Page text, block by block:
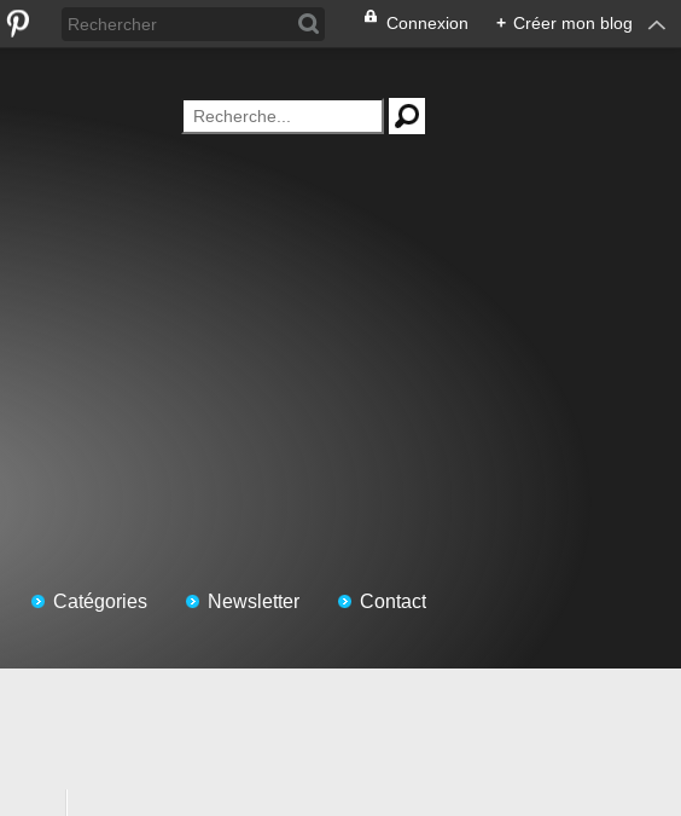
Connexion + Créer mon blog
Catégories Newsletter Contact